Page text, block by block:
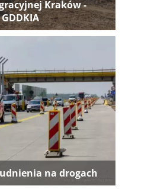
Kraków -
na drogach